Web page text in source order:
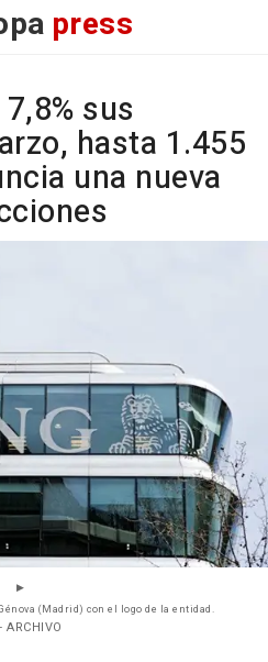
press
sus
hasta 1.455
una nueva
(Madrid) con el logo de la entidad.
ARCHIVO